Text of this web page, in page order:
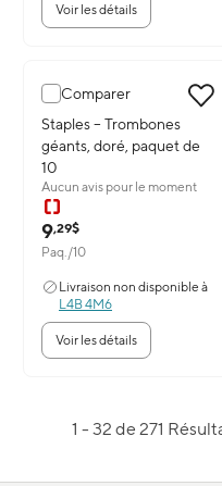
Voir les détails
Comparer
Image du produit: Staples
Staples – Trombones
géants, doré, paquet de
10
Aucun avis pour le moment
9,29$
Paq./10
Livraison non disponible à
L4B 4M6
Voir les détails
1 - 32 de 271